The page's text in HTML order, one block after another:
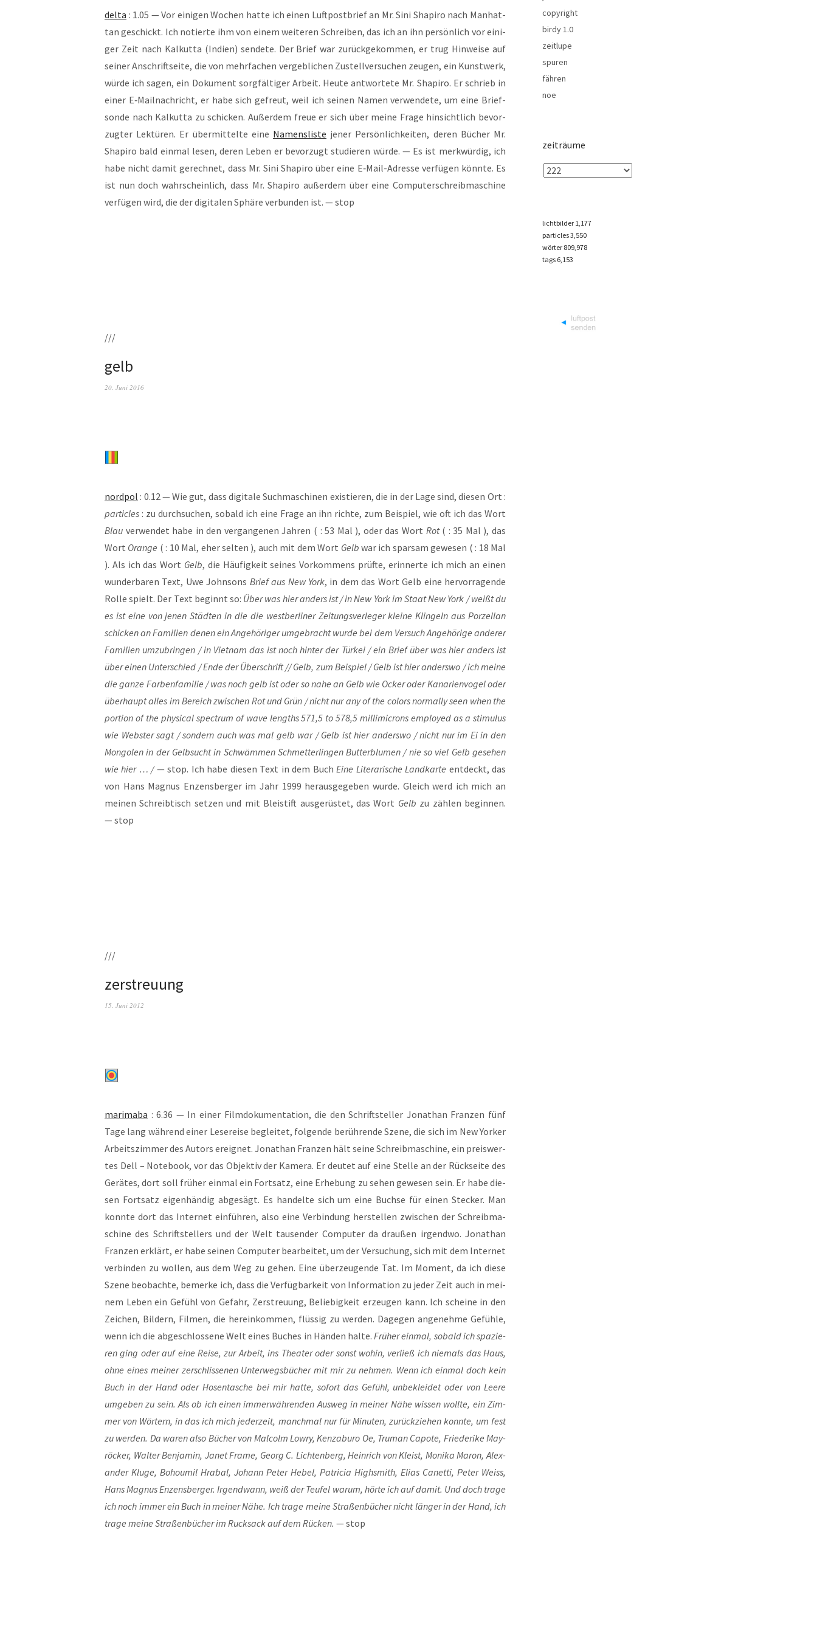
del­ta : 1.05 — Vor eini­gen Wochen hat­te ich einen Luft­post­brief an Mr. Sini Sha­pi­ro nach Man­hat­
tan geschickt. Ich notier­te ihm von einem wei­te­ren Schrei­ben, das ich an ihn per­sön­lich vor eini­
ger Zeit nach Kal­kut­ta (Indi­en) sen­de­te. Der Brief war zurück­ge­kom­men, er trug Hin­wei­se auf
sei­ner Anschrift­sei­te, die von mehr­fa­chen ver­geb­li­chen Zustell­ver­su­chen zeu­gen, ein Kunst­werk,
wür­de ich sagen, ein Doku­ment sorg­fäl­ti­ger Arbeit. Heu­te ant­wor­te­te Mr. Sha­pi­ro. Er schrieb in
einer E‑Mailnachricht, er habe sich gefreut, weil ich sei­nen Namen ver­wen­de­te, um eine Brief­
son­de nach Kal­kut­ta zu schi­cken. Außer­dem freue er sich über mei­ne Fra­ge hin­sicht­lich bevor­
zug­ter Lek­tü­ren. Er über­mit­tel­te eine Namens­lis­te jener Per­sön­lich­kei­ten, deren Bücher Mr.
Sha­pi­ro bald ein­mal lesen, deren Leben er bevor­zugt stu­die­ren wür­de. — Es ist merk­wür­dig, ich
habe nicht damit gerech­net, dass Mr. Sini Sha­pi­ro über eine E‑Mail-Adres­se ver­fü­gen könn­te. Es
ist nun doch wahr­schein­lich, dass Mr. Sha­pi­ro außer­dem über eine Com­pu­ter­schreib­ma­schi­ne
ver­fü­gen wird, die der digi­ta­len Sphä­re ver­bun­den ist. — stop
///
gelb
20. Juni 2016
nord­pol : 0.12 — Wie gut, dass digi­ta­le Such­ma­schi­nen exis­tie­ren, die in der Lage sind, die­sen Ort :
par­tic­les : zu durch­su­chen, sobald ich eine Fra­ge an ihn rich­te, zum Bei­spiel, wie oft ich das Wort
Blau ver­wen­det habe in den ver­gan­ge­nen Jah­ren ( : 53 Mal ), oder das Wort Rot( : 35 Mal ), das
Wort Oran­ge ( : 10 Mal, eher sel­ten ), auch mit dem Wort Gelb war ich spar­sam gewe­sen ( : 18 Mal
). Als ich das Wort Gelb, die Häu­fig­keit sei­nes Vor­kom­mens prüf­te, erin­ner­te ich mich an einen
wun­der­ba­ren Text, Uwe John­sons Brief aus New York, in dem das Wort Gelb eine her­vor­ra­gen­de
Rol­le spielt. Der Text beginnt so: Über was hier anders ist / in New York im Staat New York / weißt du
es ist eine von jenen Städ­ten in die die west­ber­li­ner Zei­tungs­ver­le­ger klei­ne Klin­geln aus Por­zel­lan
schi­cken an Fami­li­en denen ein Ange­hö­ri­ger umge­bracht wur­de bei dem Ver­such Ange­hö­ri­ge ande­rer
Fami­li­en umzu­brin­gen / in Viet­nam das ist noch hin­ter der Tür­kei / ein Brief über was hier anders ist
über einen Unter­schied / Ende der Über­schrift // Gelb, zum Bei­spiel / Gelb ist hier anders­wo / ich mei­ne
die gan­ze Far­ben­fa­mi­lie / was noch gelb ist oder so nahe an Gelb wie Ocker oder Kana­ri­en­vo­gel oder
über­haupt alles im Bereich zwi­schen Rot und Grün / nicht nur any of the colors nor­mal­ly seen when the
por­ti­on of the phy­si­cal spec­trum of wave lengths 571,5 to 578,5 mil­li­mi­crons employ­ed as a sti­mu­lus
wie Webs­ter sagt / son­dern auch was mal gelb war / Gelb ist hier anders­wo / nicht nur im Ei in den
Mon­go­len in der Gelb­sucht in Schwäm­men Schmet­ter­lin­gen But­ter­blu­men / nie so viel Gelb gese­hen
wie hier … /— stop. Ich habe die­sen Text in dem BuchEine Lite­ra­ri­sche Land­kar­te ent­deckt, das
von Hans Magnus Enzens­ber­ger im Jahr 1999 her­aus­ge­ge­ben wur­de. Gleich werd ich mich an
mei­nen Schreib­tisch set­zen und mit Blei­stift aus­ge­rüs­tet, das Wort Gelb zu zäh­len begin­nen.
— stop
///
zerstreuung
15. Juni 2012
mari­ma­ba : 6.36 — In einer Film­do­ku­men­ta­ti­on, die den Schrift­stel­ler Jona­than Fran­zen fünf
Tage lang wäh­rend einer Lese­rei­se beglei­tet, fol­gen­de berüh­ren­de Sze­ne, die sich im New Yor­ker
Arbeits­zim­mer des Autors ereig­net. Jona­than Fran­zen hält sei­ne Schreib­ma­schi­ne, ein preis­wer­
tes Dell – Note­book, vor das Objek­tiv der Kame­ra. Er deu­tet auf eine Stel­le an der Rück­sei­te des
Gerä­tes, dort soll frü­her ein­mal ein Fort­satz, eine Erhe­bung zu sehen gewe­sen sein. Er habe die­
sen Fort­satz eigen­hän­dig abge­sägt. Es han­del­te sich um eine Buch­se für einen Ste­cker. Man
konn­te dort das Inter­net ein­füh­ren, also eine Ver­bin­dung her­stel­len zwi­schen der Schreib­ma­
schi­ne des Schrift­stel­lers und der Welt tau­sen­der Com­pu­ter da drau­ßen irgend­wo. Jona­than
Fran­zen erklärt, er habe sei­nen Com­pu­ter bear­bei­tet, um der Ver­su­chung, sich mit dem Inter­net
ver­bin­den zu wol­len, aus dem Weg zu gehen. Eine über­zeu­gen­de Tat. Im Moment, da ich die­se
Sze­ne beob­ach­te, bemer­ke ich, dass die Ver­füg­bar­keit von Infor­ma­ti­on zu jeder Zeit auch in mei­
nem Leben ein Gefühl von Gefahr, Zer­streu­ung, Belie­big­keit erzeu­gen kann. Ich schei­ne in den
Zei­chen, Bil­dern, Fil­men, die her­ein­kom­men, flüs­sig zu wer­den. Dage­gen ange­neh­me Gefüh­le,
wenn ich die abge­schlos­se­ne Welt eines Buches in Hän­den hal­te.Frü­her ein­mal, sobald ich spa­zie­
ren ging oder auf eine Rei­se, zur Arbeit, ins Thea­ter oder sonst wohin, ver­ließ ich nie­mals das Haus,
ohne eines mei­ner zer­schlis­se­nen Unter­wegs­bü­cher mit mir zu neh­men. Wenn ich ein­mal doch kein
Buch in der Hand oder Hosen­ta­sche bei mir hat­te, sofort das Gefühl, unbe­klei­det oder von Lee­re
umge­ben zu sein. Als ob ich einen immer­wäh­ren­den Aus­weg in mei­ner Nähe wis­sen woll­te, ein Zim­
mer von Wör­tern, in das ich mich jeder­zeit, manch­mal nur für Minu­ten, zurück­zie­hen konn­te, um fest
zu wer­den. Da waren also Bücher von Mal­colm Lowry, Kenzabu­ro Oe, Tru­man Capo­te, Frie­de­ri­ke May­
rö­cker, Wal­ter Ben­ja­min, Janet Frame, Georg C. Lich­ten­berg, Hein­rich von Kleist, Moni­ka Maron, Alex­
an­der Klu­ge, Boho­u­mil Hra­bal, Johann Peter Hebel, Patri­cia High­s­mith, Eli­as Canet­ti, Peter Weiss,
Hans Magnus Enzens­ber­ger. Irgend­wann, weiß der Teu­fel war­um, hör­te ich auf damit. Und doch tra­ge
ich noch immer ein Buch in mei­ner Nähe. Ich tra­ge mei­ne Stra­ßen­bü­cher nicht län­ger in der Hand, ich
tra­ge mei­ne Stra­ßen­bü­cher im Ruck­sack auf dem Rücken. — stop
copyright
birdy 1.0
zeitlupe
spuren
fähren
noe
zeiträume
lichtbilder 1,177
particles3,550
wörter 809,978
tags 6,153